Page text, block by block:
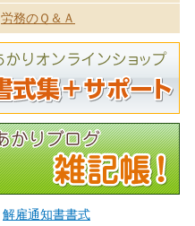
労務のＱ＆Ａ
解雇通知書書式